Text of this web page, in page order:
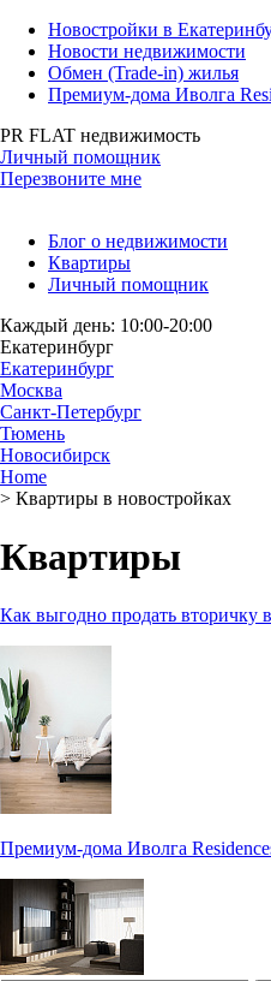
Новостройки в
Новости недвижимости
Обмен (Trade-in) жилья
Премиум-дома Иволга
PR FLAT недвижимость
Личный помощник
Перезвоните мне
Блог о недвижимости
Квартиры
Личный помощник
Каждый день: 10:00-20:00
Екатеринбург
Екатеринбург
Москва
Санкт-Петербург
Тюмень
Новосибирск
Home
> Квартиры в новостройках
Квартиры
Как выгодно продать вторичку
Премиум-дома Иволга